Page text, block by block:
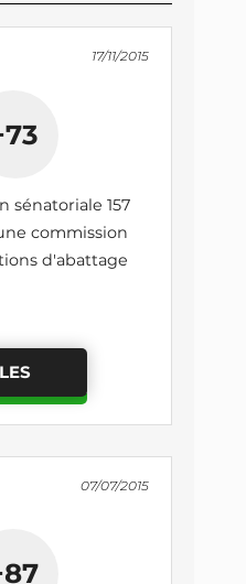
17/11/2015
sénatoriale 157
commission
d'abattage
07/07/2015